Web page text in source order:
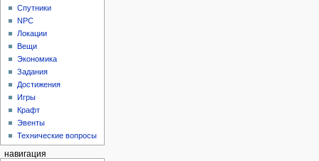
Спутники
NPC
Локации
Вещи
Экономика
Задания
Достижения
Игры
Крафт
Эвенты
Технические вопросы
навигация